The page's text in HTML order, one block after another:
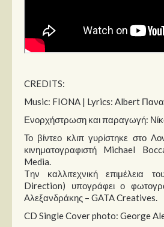
CREDITS:
Music: FIONA | Lyrics: Albert
Ενορχήστρωση και παραγωγή:
Το βίντεο κλιπ γυρίστηκε στο
κινηματογραφιστή Michael
Media.
Tην καλλιτεχνική επιμέλεια
Direction) υπογράφει ο
Αλεξανδράκης – GATA Creatives.
CD Single Cover photo: George